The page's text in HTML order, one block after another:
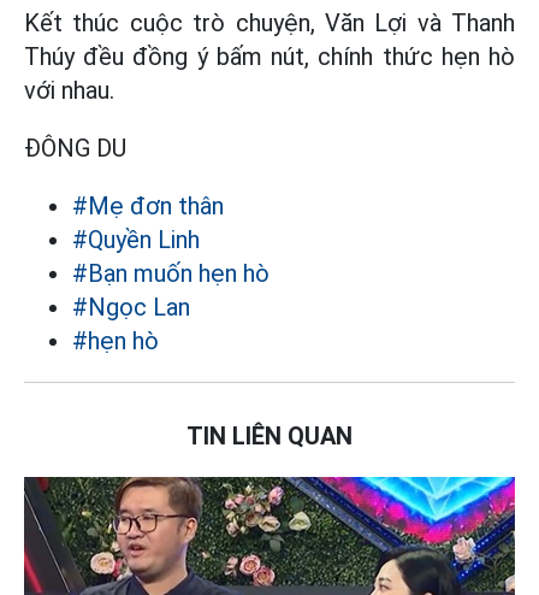
Kết thúc cuộc trò chuyện, Văn Lợi và Thanh
Thúy đều đồng ý bấm nút, chính thức hẹn hò
với nhau.
ĐÔNG DU
#Mẹ đơn thân
#Quyền Linh
#Bạn muốn hẹn hò
#Ngọc Lan
#hẹn hò
TIN LIÊN QUAN